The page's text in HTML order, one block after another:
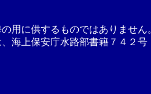
用に供するものではありませ
海上保安庁水路部書籍７４２